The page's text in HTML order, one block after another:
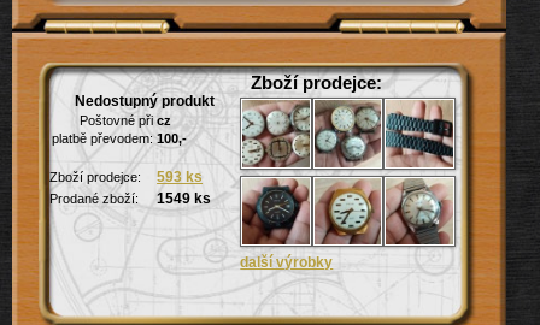
Nedostupný produkt
cz
platbě převodem: 100,-
Zboží prodejce: 593 ks
Zboží prodejce: